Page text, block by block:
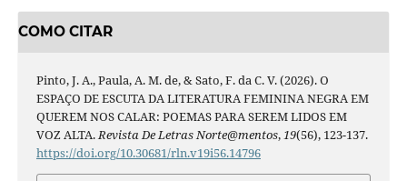
COMO CITAR
Pinto, J. A., Paula, A. M. de, & Sato, F. da C. V. (2026). O
ESPAÇO DE ESCUTA DA LITERATURA FEMININA NEGRA EM
QUEREM NOS CALAR: POEMAS PARA SEREM LIDOS EM
VOZ ALTA.Revista De Letras Norte@mentos,19(56), 123-137.
https://doi.org/10.30681/rln.v19i56.14796